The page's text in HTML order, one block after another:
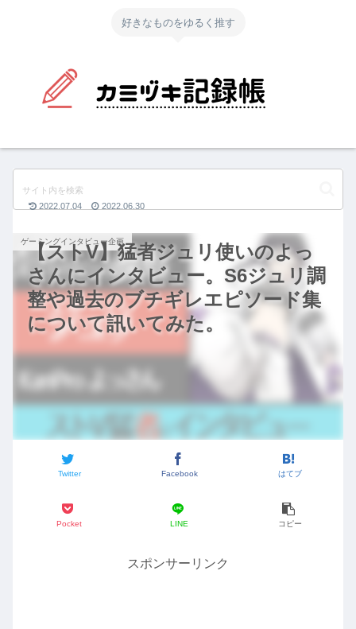
好きなものをゆるく推す
【ストV】猛者ジュリ使いのよっ
さんにインタビュー。S6ジュリ調
整や過去のブチギレエピソード集
について訊いてみた。
ゲーミングインタビュー企画
Twitter Facebook はてブ
Pocket LINE コピー
2022.07.04 2022.06.30
スポンサーリンク